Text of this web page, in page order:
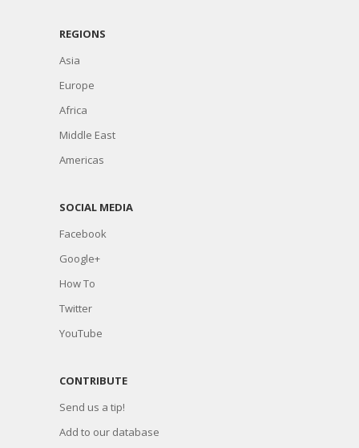
REGIONS
Asia
Europe
Africa
Middle East
Americas
SOCIAL MEDIA
Facebook
Google+
How To
Twitter
YouTube
CONTRIBUTE
Send us a tip!
Add to our database